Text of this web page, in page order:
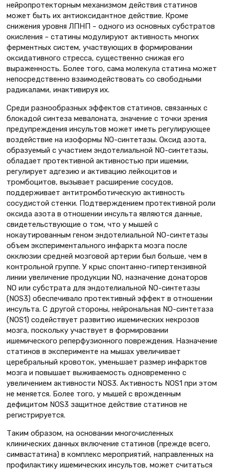
нейропротекторным механизмом действия статинов
может быть их антиоксидантное действие. Кроме
снижения уровня ЛПНП – одного из основных субстратов
окисления – статины модулируют активность многих
ферментных систем, участвующих в формировании
оксидативного стресса, существенно снижая его
выраженность. Более того, сама молекула статина может
непосредственно взаимодействовать со свободными
радикалами, инактивируя их.
Среди разнообразных эффектов статинов, связанных с
блокадой синтеза мевалоната, значение с точки зрения
предупреждения инсультов может иметь регулирующее
воздействие на изоформы NO-синтетазы. Оксид азота,
образуемый с участием эндотелиальной NO-синтетазы,
обладает протективной активностью при ишемии,
регулирует адгезию и активацию лейкоцитов и
тромбоцитов, вызывает расширение сосудов,
поддерживает антитромботическую активность
сосудистой стенки. Подтверждением протективной роли
оксида азота в отношении инсульта являются данные,
свидетельствующие о том, что у мышей с
нокаутированным геном эндотелиальной NO-синтетазы
объем экспериментального инфаркта мозга после
окклюзии средней мозговой артерии был больше, чем в
контрольной группе. У крыс спонтанно-гипертензивной
линии увеличение продукции NO, назначение донаторов
NO или субстрата для эндотелиальной NO-синтетазы
(NOS3) обеспечивало протективный эффект в отношении
инсульта. С другой стороны, нейрональная NO-синтетаза
(NOS1) содействует развитию ишемических некрозов
мозга, поскольку участвует в формировании
ишемического реперфузионного повреждения. Назначение
статинов в эксперименте на мышах увеличивает
церебральный кровоток, уменьшает размер инфарктов
мозга и повышает выживаемость одновременно с
увеличением активности NOS3. Активность NOS1 при этом
не меняется. Более того, у мышей с врожденным
дефицитом NOS3 защитное действие статинов не
регистрируется.
Таким образом, на основании многочисленных
клинических данных включение статинов (прежде всего,
симвастатина) в комплекс мероприятий, направленных на
профилактику ишемических инсультов, может считаться